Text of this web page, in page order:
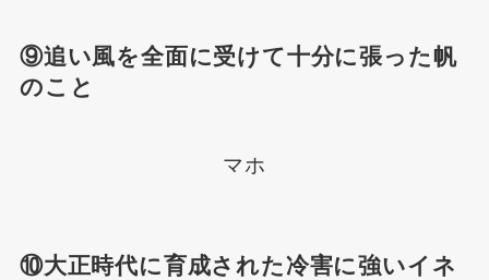
⑨追い風を全面に受けて十分に張った帆
のこと
マホ
⑩大正時代に育成された冷害に強いイネ